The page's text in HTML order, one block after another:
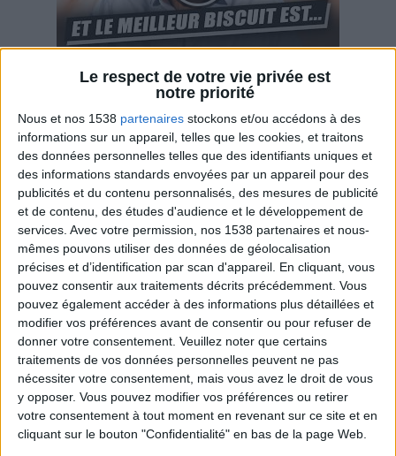
Le respect de votre vie privée est
notre priorité
Nous et nos 1538 partenaires stockons et/ou accédons à des
informations sur un appareil, telles que les cookies, et traitons
des données personnelles telles que des identifiants uniques et
des informations standards envoyées par un appareil pour des
publicités et du contenu personnalisés, des mesures de publicité
et de contenu, des études d'audience et le développement de
services. Avec votre permission, nos 1538 partenaires et nous-
mêmes pouvons utiliser des données de géolocalisation
précises et d’identification par scan d'appareil. En cliquant, vous
pouvez consentir aux traitements décrits précédemment. Vous
pouvez également accéder à des informations plus détaillées et
modifier vos préférences avant de consentir ou pour refuser de
donner votre consentement. Veuillez noter que certains
traitements de vos données personnelles peuvent ne pas
nécessiter votre consentement, mais vous avez le droit de vous
y opposer. Vous pouvez modifier vos préférences ou retirer
votre consentement à tout moment en revenant sur ce site et en
cliquant sur le bouton "Confidentialité" en bas de la page Web.
Savane, LU, Pepito, Harrys... Que valent vraiment
ces gâteaux ?
Webinaires en direct Voir tout
Peut-on remplacer la viande par des féculents ?
Consultation diététique du 05/08/2026